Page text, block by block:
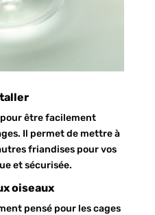
être facilement
Il permet de mettre à
friandises pour vos
et sécurisée.
oiseaux
pensé pour les cages